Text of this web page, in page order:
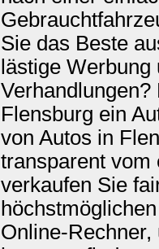
Sie das Beste
lästige
Flensburg ein
von Autos in
transparent vom
verkaufen Sie
Online-